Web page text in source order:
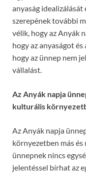
anyaság
szerepének további
vélik, hogy az Anyák
hogy az anyaságot
hogy az ünnep nem
vállalást.
Az Anyák napja
kulturális
Az Anyák napja
környezetben más és
ünnepnek nincs
jelentéssel bírhat az